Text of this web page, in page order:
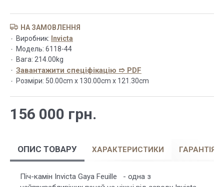
156 000 грн.
НА ЗАМОВЛЕННЯ
Виробник: Invicta
Модель: 6118-44
Вага: 214.00kg
Завантажити спеціфікацію ➱ PDF
Розміри: 50.00cm x 130.00cm x 121.30cm
ОПИС ТОВАРУ ХАРАКТЕРИСТИКИ ГАРАНТІЯ
Піч-камін Invicta Gaya Feuille - одна з